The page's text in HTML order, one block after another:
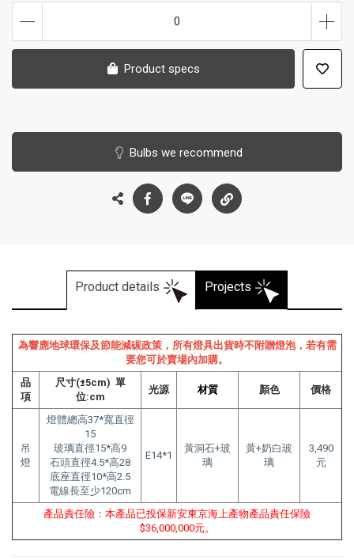
0
Product specs
Bulbs we recommend
Product details Projects
為響應地球環保及節能減碳政策，所有燈具出貨時不附贈燈泡，若有需
要您可於賣場內加購。
品
項
尺寸(±5cm) 單
位:cm
光源 材質 顏色 價格
吊
燈
燈體總高37*寬直徑
15
玻璃直徑15*高9
石頭直徑4.5*高28
底座直徑10*高2.5
電線長至少120cm
E14*1
黃洞石+玻
璃
黃+奶白玻
璃
3,490
元
產品責任險：本產品已投保新安東京海上產物產品責任保險
$36,000,000元。